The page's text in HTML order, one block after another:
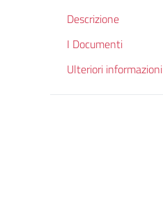
Descrizione
I Documenti
Ulteriori informazioni